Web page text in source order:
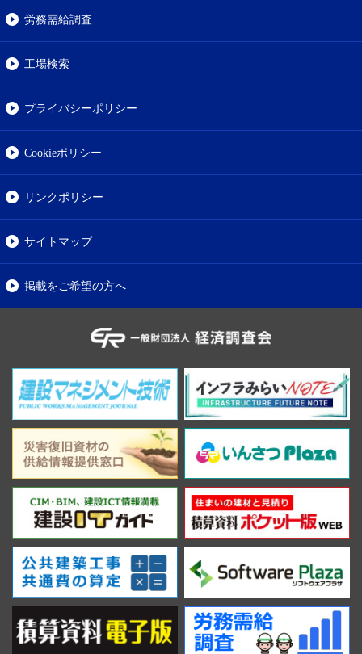
労務需給調査
工場検索
プライバシーポリシー
Cookieポリシー
リンクポリシー
サイトマップ
掲載をご希望の方へ